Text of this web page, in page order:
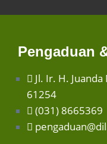
Pengaduan
Jl. Ir. H.
61254
(031) 8665369